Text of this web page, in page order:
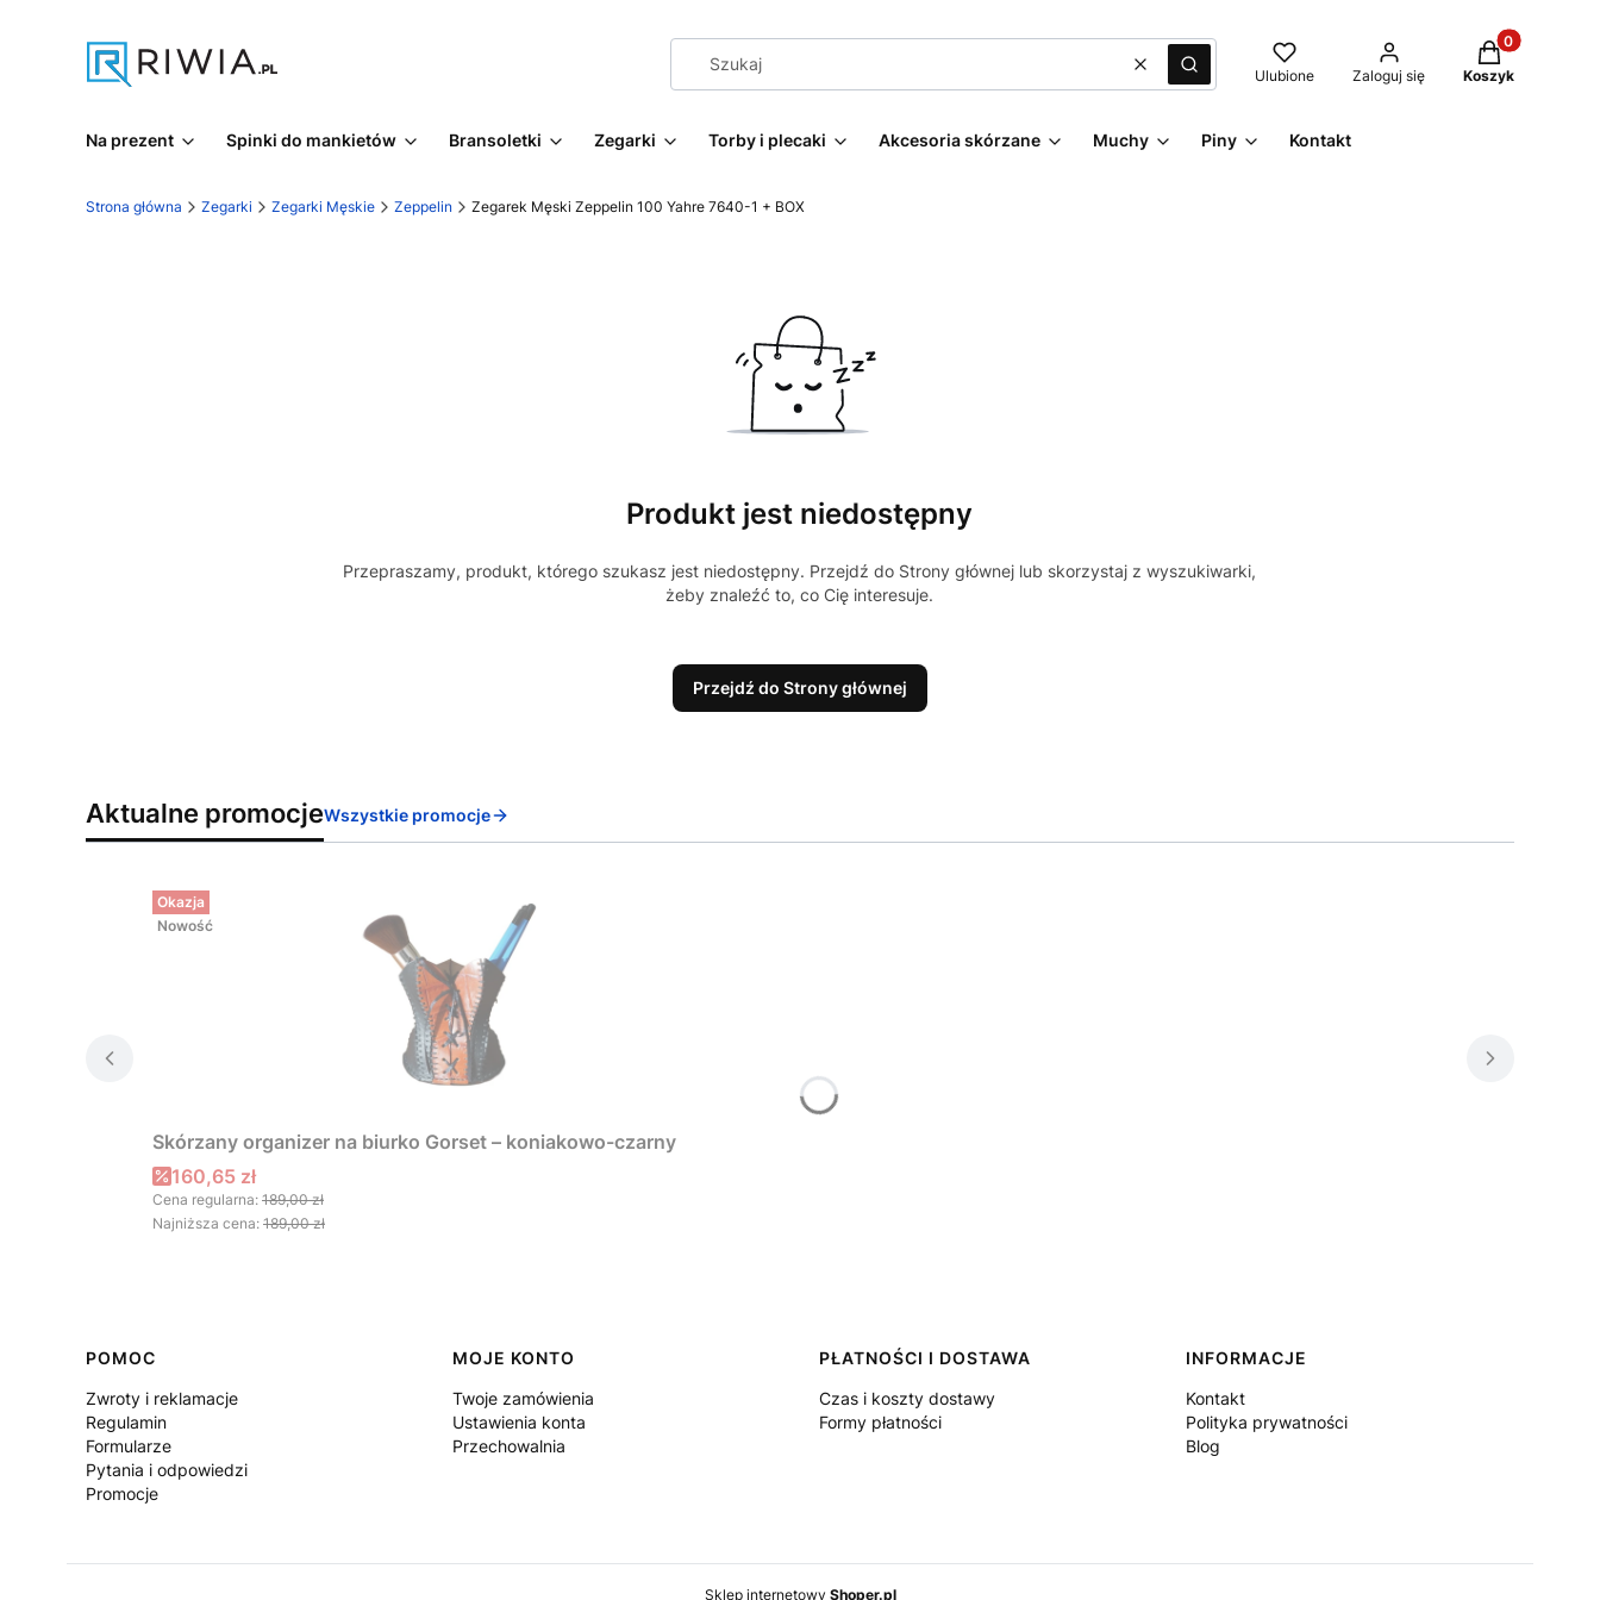
WyczyśćSzukaj Ulubione Zaloguj się
Produkty w
Koszyk
Na prezent Spinki do mankietów Bransoletki Zegarki Torby i plecaki Akcesoria skórzane Muchy Piny Kontakt
Strona główna Zegarki Zegarki Męskie Zeppelin Zegarek Męski Zeppelin 100 Yahre 7640-1 + BOX
Produkt jest niedostępny
Przepraszamy, produkt, którego szukasz jest niedostępny. Przejdź do Strony głównej lub skorzystaj z wyszukiwarki,
żeby znaleźć to, co Cię interesuje.
Przejdź do Strony głównej
Aktualne promocjeWszystkie promocje
Okazja
Nowość
Skórzany organizer na biurko Gorset – koniakowo-czarny
Cena promocyjna
160,65 zł
Cena regularna: 189,00 zł
Najniższa cena: 189,00 zł
Linki w stopce
POMOC
Zwroty i reklamacje
Regulamin
Formularze
Pytania i odpowiedzi
Promocje
MOJE KONTO
Twoje zamówienia
Ustawienia konta
Przechowalnia
PŁATNOŚCI I DOSTAWA
Czas i koszty dostawy
Formy płatności
INFORMACJE
Kontakt
Polityka prywatności
Blog
Sklep internetowy Shoper.pl